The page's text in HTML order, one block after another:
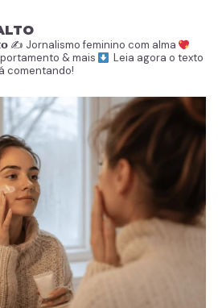
✍️ Jornalismo feminino com alma
& mais
Leia agora o texto
comentando!